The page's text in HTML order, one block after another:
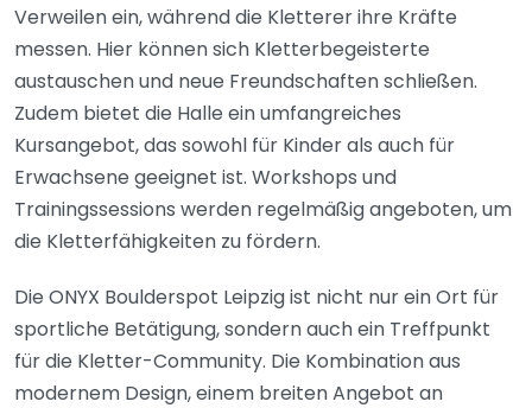
Verweilen ein, während die Kletterer ihre Kräfte
messen. Hier können sich Kletterbegeisterte
austauschen und neue Freundschaften schließen.
Zudem bietet die Halle ein umfangreiches
Kursangebot, das sowohl für Kinder als auch für
Erwachsene geeignet ist. Workshops und
Trainingssessions werden regelmäßig angeboten, um
die Kletterfähigkeiten zu fördern.
Die ONYX Boulderspot Leipzig ist nicht nur ein Ort für
sportliche Betätigung, sondern auch ein Treffpunkt
für die Kletter-Community. Die Kombination aus
modernem Design, einem breiten Angebot an